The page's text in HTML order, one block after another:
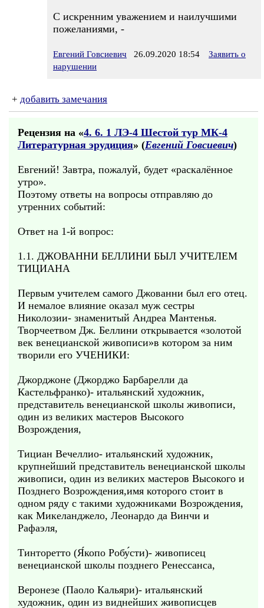
С искренним уважением и наилучшими
пожеланиями, -
Евгений Говсиевич 26.09.2020 18:54
Заявить о
нарушении
+ добавить замечания
Рецензия на «4. 6. 1 ЛЭ-4 Шестой тур МК-4
Литературная эрудиция» (Евгений Говсиевич)
Евгений! Завтра, пожалуй, будет «раскалённое
утро».
Поэтому ответы на вопросы отправляю до
утренних событий:
Ответ на 1-й вопрос:
1.1. ДЖОВАННИ БЕЛЛИНИ БЫЛ УЧИТЕЛЕМ
ТИЦИАНА
Первым учителем самого Джованни был его отец.
И немалое влияние оказал муж сестры
Николозии- знаменитый Андреа Мантенья.
Творчеетвом Дж. Беллини открывается «золотой
век венецианской живописи»в котором за ним
творили его УЧЕНИКИ:
Джорджоне (Джорджо Барбарелли да
Кастельфранко)- итальянский художник,
представитель венецианской школы живописи,
один из великих мастеров Высокого
Возрождения,
Тициан Вечеллио- итальянский художник,
крупнейший представитель венецианской школы
живописи, один из великих мастеров Высокого и
Позднего Возрождения,имя которого стоит в
одном ряду с такими художниками Возрождения,
как Микеланджело, Леонардо да Винчи и
Рафаэля,
Тинторетто (Я́копо Робу́сти)- живописец
венецианской школы позднего Ренессанса,
Веронезе (Паоло Кальяри)- итальянский
художник, один из виднейших живописцев